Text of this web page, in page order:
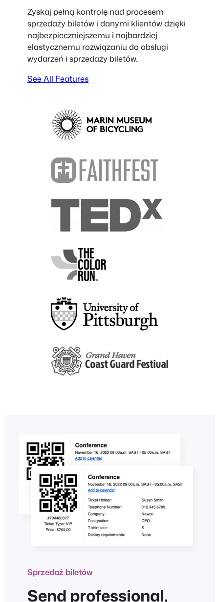
Zyskaj pełną kontrolę nad procesem
sprzedaży biletów i danymi klientów dzięki
najbezpieczniejszemu i najbardziej
elastycznemu rozwiązaniu do obsługi
wydarzeń i sprzedaży biletów.
See All Features
Sprzedaż biletów
Send professional,